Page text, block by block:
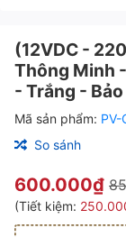
(12VDC -
Thông Minh
- Trắng -
Mã sản phẩm: PV-
So sánh
600.000₫
(Tiết kiệm: